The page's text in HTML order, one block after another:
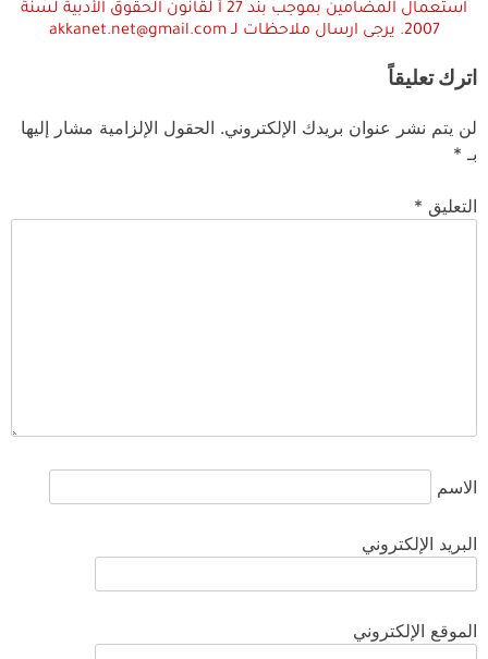
استعمال المضامين بموجب بند 27 أ لقانون الحقوق الأدبية لسنة
2007. يرجى ارسال ملاحظات لـ akkanet.net@gmail.com
اترك تعليقاً
لن يتم نشر عنوان بريدك الإلكتروني. الحقول الإلزامية مشار إليها
بـ *
التعليق *
الاسم
البريد الإلكتروني
الموقع الإلكتروني